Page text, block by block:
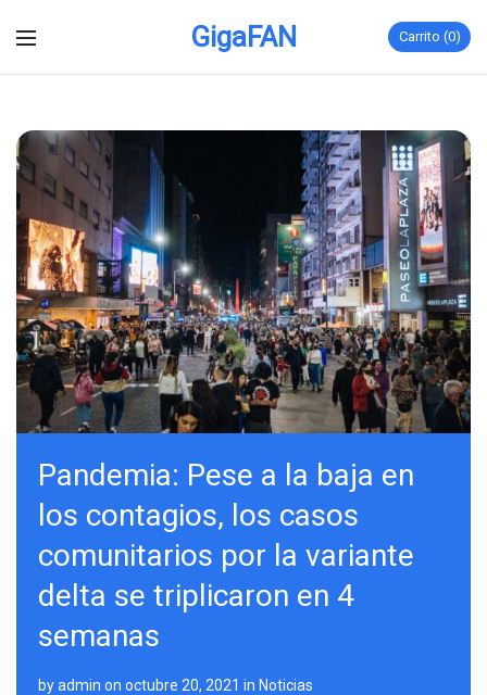
GigaFAN Carrito 0
Pandemia: Pese a la baja en
los contagios, los casos
comunitarios por la variante
delta se triplicaron en 4
semanas
byadmin on octubre 20, 2021 in Noticias